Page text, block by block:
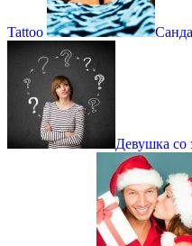
Tattoo
Девушка